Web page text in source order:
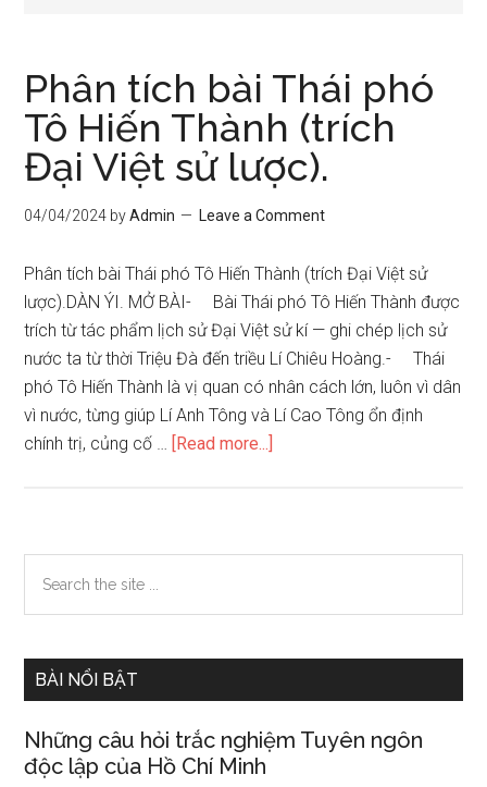
Phân tích bài Thái phó
Tô Hiến Thành (trích
Đại Việt sử lược).
04/04/2024 byAdmin Leave a Comment
Phân tích bài Thái phó Tô Hiến Thành (trích Đại Việt sử
lược).DÀN ÝI. MỞ BÀI- Bài Thái phó Tô Hiến Thành được
trích từ tác phẩm lịch sử Đại Việt sử kí — ghi chép lịch sử
nước ta từ thời Triệu Đà đến triều Lí Chiêu Hoàng.- Thái
phó Tô Hiến Thành là vị quan có nhân cách lớn, luôn vì dân
vì nước, từng giúp Lí Anh Tông và Lí Cao Tông ổn định
chính trị, củng cố … [Read more...]
Thái
Tô
(trích
Việt
Primary
Sidebar
the
BÀI NỔI BẬT
Những câu hỏi trắc nghiệm Tuyên ngôn
độc lập của Hồ Chí Minh